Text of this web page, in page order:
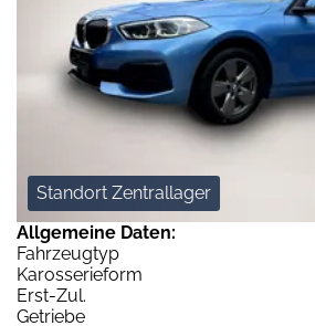
Standort Zentrallager
Allgemeine Daten:
Fahrzeugtyp
Karosserieform
Erst-Zul.
Getriebe